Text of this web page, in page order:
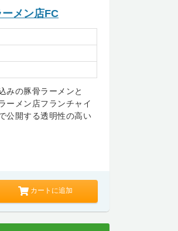
メン店FC
みの豚骨ラーメンと
ーメン店フランチャイ
公開する透明性の高い
カートに追加